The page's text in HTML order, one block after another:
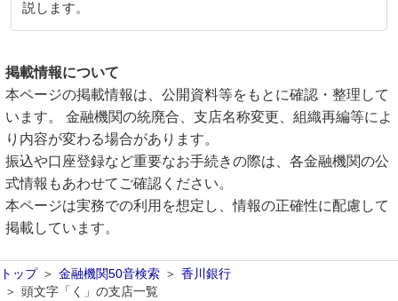
説します。
掲載情報について
本ページの掲載情報は、公開資料等をもとに確認・整理して
います。 金融機関の統廃合、支店名称変更、組織再編等によ
り内容が変わる場合があります。
振込や口座登録など重要なお手続きの際は、各金融機関の公
式情報もあわせてご確認ください。
本ページは実務での利用を想定し、情報の正確性に配慮して
掲載しています。
トップ 金融機関50音検索
香川銀行
頭文字「く」の支店一覧